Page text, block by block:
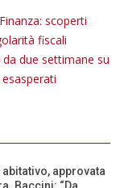
scoperti
fiscali
da due settimane su
abitativo, approvata